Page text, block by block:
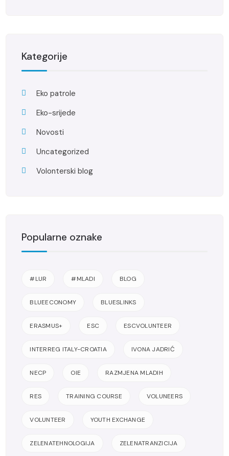
Kategorije
Eko patrole
Eko-srijede
Novosti
Uncategorized
Volonterski blog
Popularne oznake
#LUR #MLADI BLOG
BLUEECONOMY BLUESLINKS
ERASMUS+ ESC ESCVOLUNTEER
INTERREG ITALY-CROATIA IVONA JADRIĆ
NECP OIE RAZMJENA MLADIH
RES TRAINING COURSE VOLUNEERS
VOLUNTEER YOUTH EXCHANGE
ZELENATEHNOLOGIJA ZELENATRANZICIJA